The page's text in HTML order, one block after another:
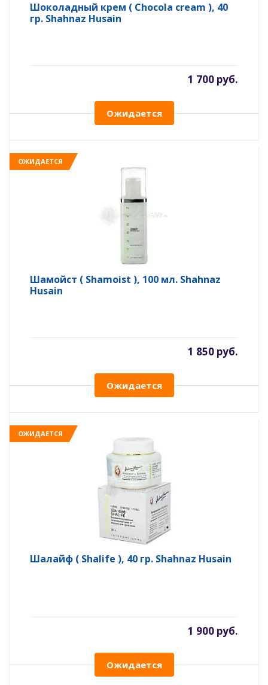
Шоколадный крем ( Chocola cream ), 40
гр. Shahnaz Husain
1 700 руб.
Ожидается
ОЖИДАЕТСЯ
Шамойст ( Shamoist ), 100 мл. Shahnaz
Husain
1 850 руб.
Ожидается
ОЖИДАЕТСЯ
Шалайф ( Shalife ), 40 гр. Shahnaz Husain
1 900 руб.
Ожидается